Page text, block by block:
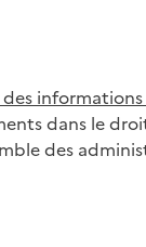
dans le
des